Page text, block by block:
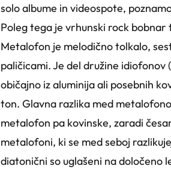
solo albume in videospote,
Poleg tega je vrhunski rock
Metalofon je melodično tolkalo,
paličicami. Je del družine idiofonov
običajno iz aluminija ali posebnih
ton. Glavna razlika med
metalofon pa kovinske, zaradi
metalofoni, ki se med seboj
diatonični so uglašeni na določeno